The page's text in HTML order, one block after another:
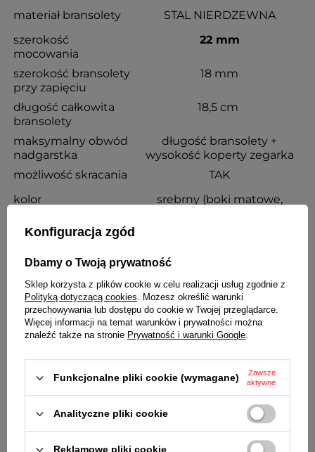
materiał bransolety
STAL NIERDZEWNA
szerokość
mocowania
22 mm
szerokość bransolety
przy zapięciu
18 mm
długość całkowita
bransolety
18,5 cm
maksymalny obwód
nadgarstka
długość bransolety +
wysokość koperty zegarka
możliwość skracania
TAK
kolor
srebrny (boki matowe,
rodzaj zapięcia
grubość
Wraz z bransoletą otrzymasz:
dowód zakupu - paragon lub fakturę VAT
komplet teleskopów
Konfiguracja zgód
Dbamy o Twoją prywatność
Sklep korzysta z plików cookie w celu realizacji usług zgodnie z
Polityką dotyczącą cookies. Możesz określić warunki
przechowywania lub dostępu do cookie w Twojej przeglądarce.
Więcej informacji na temat warunków i prywatności można
znaleźć także na stronie Prywatność i warunki Google.
Funkcjonalne pliki cookie (wymagane)
Zawsze
aktywne
Analityczne pliki cookie
Reklamowe pliki cookie